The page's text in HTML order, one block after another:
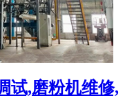
试,磨粉机维修,